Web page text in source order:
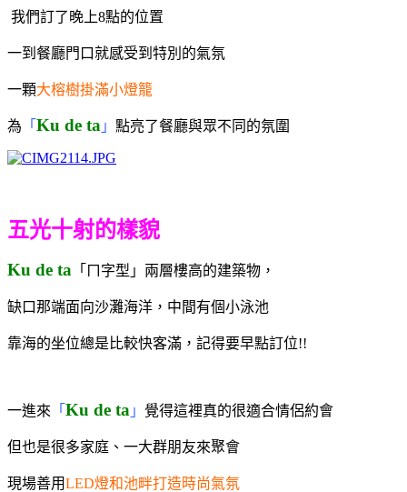
我們訂了晚上8點的位置
一到餐廳門口就感受到特別的氣氛
一顆大榕樹掛滿小燈籠
為 「 Ku de ta 」 點亮了餐廳與眾不同的氛圍
五光十射的樣貌
Ku de ta 「ㄇ字型」兩層樓高的建築物，
缺口那端面向沙灘海洋， 中間有個小泳池
靠海的坐位總是比較快客滿，記得要早點訂位!!
一進來 「 Ku de ta 」 覺得這裡真的很適合情侶約會
但也是很多家庭、一大群朋友來聚會
現場善用LED燈和池畔打造時尚氣氛